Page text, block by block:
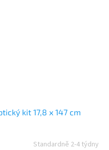
kit 17,8 x 147 cm
Standardně 2-4 týdny